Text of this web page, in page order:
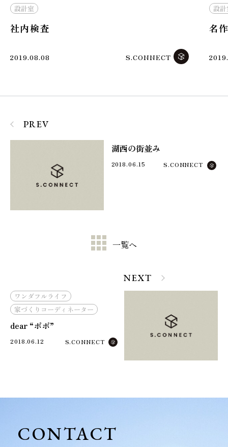
設計室
社内検査
2019.08.08 S.CONNECT
設
名
PREV
湖西の街並み
2018.06.15 S.CONNECT
一覧へ
NEXT
ワンダフルライフ
家づくりコーディネーター
dear “ポポ”
2018.06.12 S.CONNECT
CONTACT